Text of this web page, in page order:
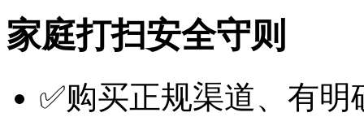
家庭打扫安全守则
✅购买正规渠道、有